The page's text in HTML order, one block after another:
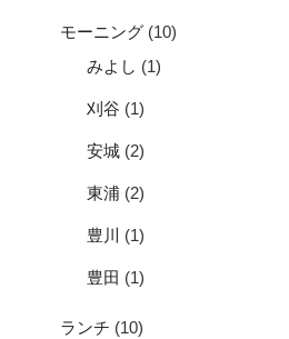
モーニング (10)
みよし (1)
刈谷 (1)
安城 (2)
東浦 (2)
豊川 (1)
豊田 (1)
ランチ (10)